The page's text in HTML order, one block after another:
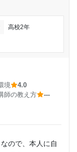
えば、とてもし
ます。
ケーション等)
。
高校2年
境
4.0
師の教え方 ---
ので、本人に自